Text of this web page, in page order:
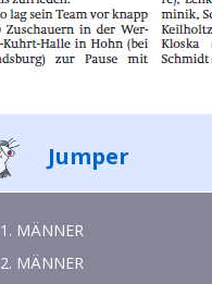
Jumper
1. MÄNNER
2. MÄNNER